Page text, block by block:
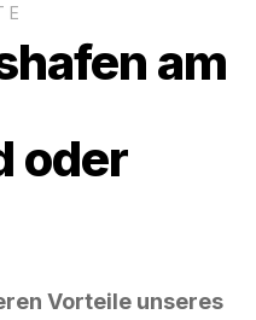
am
oder
Vorteile unseres